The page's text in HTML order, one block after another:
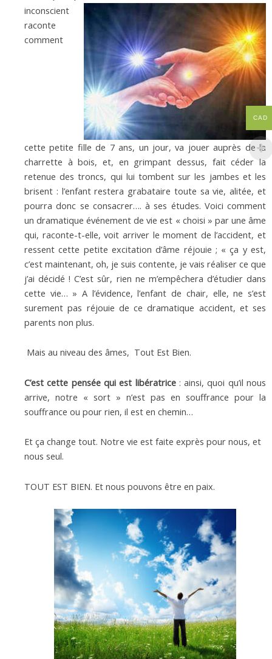
inconscient
raconte
comment
cettepetite fille de 7 ans, un jour, va jouer auprès de la
charrette à bois, et, en grimpant dessus, fait céder la
retenue des troncs, qui lui tombent sur les jambes et les
brisent : l’enfant restera grabataire toute sa vie, alitée, et
pourra donc se consacrer…. à ses études. Voici comment
un dramatique événement de vie est « choisi » par une âme
qui, raconte-t-elle, voit arriver le moment de l’accident, et
ressent cette petite excitation d’âme réjouie ; « ça y est,
c’est maintenant, oh, je suis contente, je vais réaliser ce que
j’ai décidé ! C’est sûr, rien ne m’empêchera d’étudier dans
cette vie… » A l’évidence, l’enfant de chair, elle, ne s’est
surement pas réjouie de ce dramatique accident, et ses
parents non plus.
Mais au niveau des âmes, Tout Est Bien.
C’est cette pensée qui est libératrice: ainsi, quoi qu’il nous
arrive, notre « sort » n’est pas en souffrance pour la
souffrance ou pour rien, il est en chemin…
Et ça change tout. Notre vie est faite exprès pour nous, et
nous seul.
TOUT EST BIEN. Et nous pouvons être en paix.
CAD